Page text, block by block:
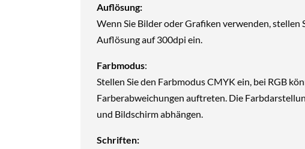
Auflösung:
Wenn Sie Bilder oder Grafiken verwenden, stellen
Auflösung auf 300dpi ein.
Farbmodus:
Stellen Sie den Farbmodus CMYK ein, bei RGB
Farberabweichungen auftreten. Die
und Bildschirm abhängen.
Schriften: